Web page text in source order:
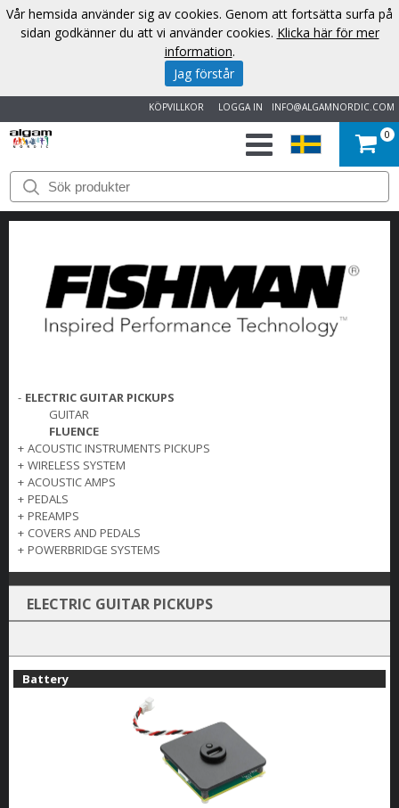
INFO@ALGAMNORDIC.COM
LOGGA IN
KÖPVILLKOR
START
VARUMÄRKEN
NYHETER
OM
KONTAKT
0
- ELECTRIC GUITAR PICKUPS
GUITAR
FLUENCE
+ ACOUSTIC INSTRUMENTS PICKUPS
+ WIRELESS SYSTEM
+ ACOUSTIC AMPS
+ PEDALS
+ PREAMPS
+ COVERS AND PEDALS
+ POWERBRIDGE SYSTEMS
ELECTRIC GUITAR PICKUPS
Battery
Vår hemsida använder sig av cookies. Genom att fortsätta surfa på
sidan godkänner du att vi använder cookies. Klicka här för mer
information.
Jag förstår